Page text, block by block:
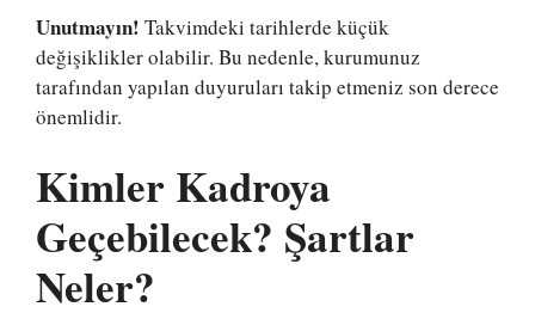
Unutmayın! Takvimdeki tarihlerde küçük
değişiklikler olabilir. Bu nedenle, kurumunuz
tarafından yapılan duyuruları takip etmeniz son derece
önemlidir.
Kimler Kadroya
Geçebilecek? Şartlar
Neler?